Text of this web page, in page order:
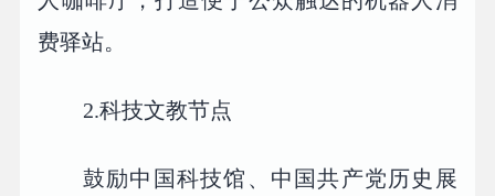
费驿站。
2.科技文教节点
鼓励中国科技馆、中国共产党历史展